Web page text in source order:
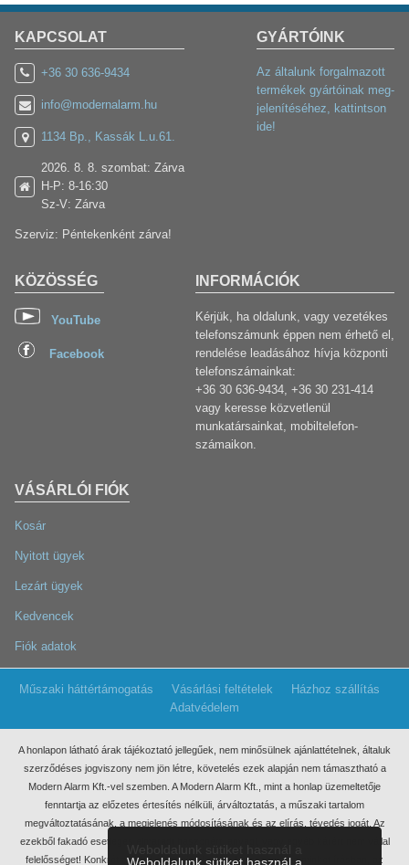
KAPCSOLAT
+36 30 636-9434
info@modernalarm.hu
1134 Bp., Kassák L.u.61.
2026. 8. 8. szombat: Zárva
H-P: 8-16:30
Sz-V: Zárva
Szerviz: Péntekenként zárva!
VÁSÁRLÓI FIÓK
Kosár
Nyitott ügyek
Lezárt ügyek
Kedvencek
Fiók adatok
KÖZÖSSÉG
YouTube
Facebook
INFORMÁCIÓK
Kérjük, ha oldalunk, vagy vezetékes
telefonszámunk éppen nem érhető el,
rendelése leadásához hívja központi
telefonszámainkat:
+36 30 636-9434, +36 30 231-414
vagy keresse közvetlenül
munkatársainkat, mobiltelefon-
számaikon.
GYÁRTÓINK
Az általunk forgalmazott
termékek gyártóinak meg-
jelenítéséhez, kattintson
ide!
Műszaki háttértámogatás Vásárlási feltételek
Házhoz szállítás
Adatvédelem
A honlapon látható árak tájékoztató jellegűek, nem minősülnek ajánlattételnek, általuk
szerződéses jogviszony nem jön létre, követelés ezek alapján nem támasztható a
Modern Alarm Kft.-vel szemben. A Modern Alarm Kft., mint a honlap üzemeltetője
fenntartja az előzetes értesítés nélküli, árváltoztatás, a műszaki tartalom
megváltoztatásának, a megjelenés módosításának és az elírás, tévedés jogát. Az
ezekből fakadó esetleges elmaradt haszonért, anyagi, vagy egyéb kárért nem vállal
felelősséget! Konkrét ajánlatkérés miatt kérjük, keressen meg minket írásban, az
Weboldalunk sütiket használ a